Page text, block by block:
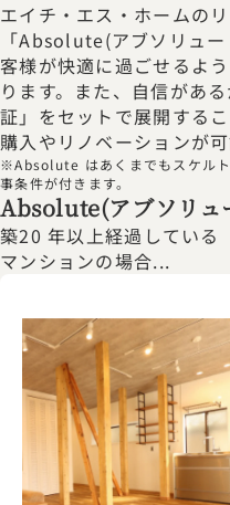
エイチ・エス・ホームの
「Absolute(アブソリュ
客様が快適に過ごせるよ
ります。また、自信があ
証」をセットで展開する
購入やリノベーションが可
※Absolute はあくまでもスケル
事条件が付きます。
Absolute(アブソリュ
築20 年以上経過している
マンションの場合...